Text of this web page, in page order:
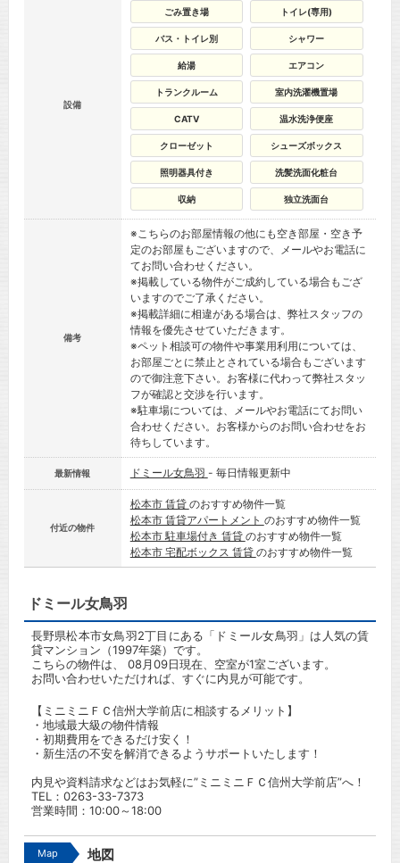
設備
ごみ置き場 トイレ(専用)
バス・トイレ別 シャワー
給湯 エアコン
トランクルーム 室内洗濯機置場
CATV 温水洗浄便座
クローゼット シューズボックス
照明器具付き 洗髪洗面化粧台
収納 独立洗面台
備考
※こちらのお部屋情報の他にも空き部屋・空き予
定のお部屋もございますので、メールやお電話に
てお問い合わせください。
※掲載している物件がご成約している場合もござ
いますのでご了承ください。
※掲載詳細に相違がある場合は、弊社スタッフの
情報を優先させていただきます。
※ペット相談可の物件や事業用利用については、
お部屋ごとに禁止とされている場合もございます
ので御注意下さい。お客様に代わって弊社スタッ
フが確認と交渉を行います。
※駐車場については、メールやお電話にてお問い
合わせください。お客様からのお問い合わせをお
待ちしています。
最新情報 ドミール女鳥羽 - 毎日情報更新中
付近の物件
松本市 賃貸 のおすすめ物件一覧
松本市 賃貸アパートメント のおすすめ物件一覧
松本市 駐車場付き 賃貸 のおすすめ物件一覧
松本市 宅配ボックス 賃貸 のおすすめ物件一覧
ドミール女鳥羽
長野県松本市女鳥羽2丁目にある「ドミール女鳥羽」は人気の賃
貸マンション（1997年築）です。
こちらの物件は、 08月09日現在、空室が1室ございます。
お問い合わせいただければ、すぐに内見が可能です。
【ミニミニＦＣ信州大学前店に相談するメリット】
・地域最大級の物件情報
・初期費用をできるだけ安く！
・新生活の不安を解消できるようサポートいたします！
内見や資料請求などはお気軽に”ミニミニＦＣ信州大学前店”へ！
TEL： 0263-33-7373
営業時間：10:00～18:00
Map 地図